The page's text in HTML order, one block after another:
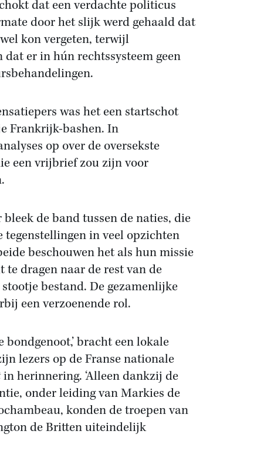
dat een verdachte politicus
door het slijk werd gehaald dat
kon vergeten, terwijl
er in hún rechtssysteem geen
was het een startschot
Frankrijk-bashen. In
op over de oversekste
een vrijbrief zou zijn voor
de band tussen de naties, die
in veel opzichten
beschouwen het als hun missie
dragen naar de rest van de
bestand. De gezamenlijke
een verzoenende rol.
bondgenoot,’ bracht een lokale
lezers op de Franse nationale
in herinnering. ‘Alleen dankzij de
onder leiding van Markies de
konden de troepen van
de Britten uiteindelijk